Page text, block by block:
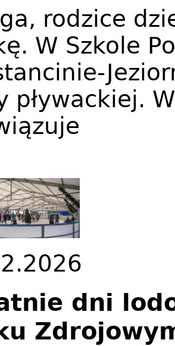
rodzice
W Szkole
pływackiej.
dni